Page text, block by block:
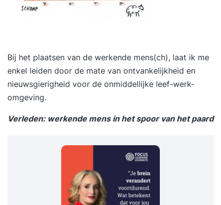
Bij het plaatsen van de werkende mens(ch), laat ik me
enkel leiden door de mate van ontvankelijkheid en
nieuwsgierigheid voor de onmiddellijke leef-werk-
omgeving.
Verleden: werkende mens in het spoor van het paard